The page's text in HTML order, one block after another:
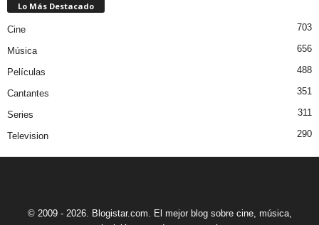
Lo Más Destacado
Cine 703
Música 656
Películas 488
Cantantes 351
Series 311
Television 290
© 2009 - 2026. Blogistar.com. El mejor blog sobre cine, música,